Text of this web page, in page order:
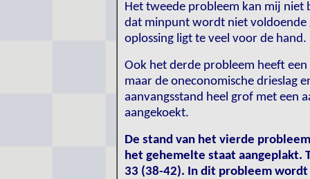
Het tweede probleem kan mij niet
dat minpunt wordt niet voldoende
oplossing ligt te veel voor de hand.
Ook het derde probleem heeft
maar de oneconomische drieslag
aanvangsstand heel grof met een
aangekoekt.
De stand van het vierde
het gehemelte staat aangeplakt.
33 (38-42). In dit probleem